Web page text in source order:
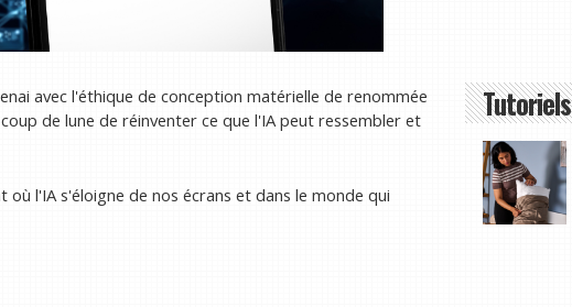
avec l'éthique de conception matérielle de renommée
de lune de réinventer ce que l'IA peut ressembler et
l'IA s'éloigne de nos écrans et dans le monde qui
Tutoriels